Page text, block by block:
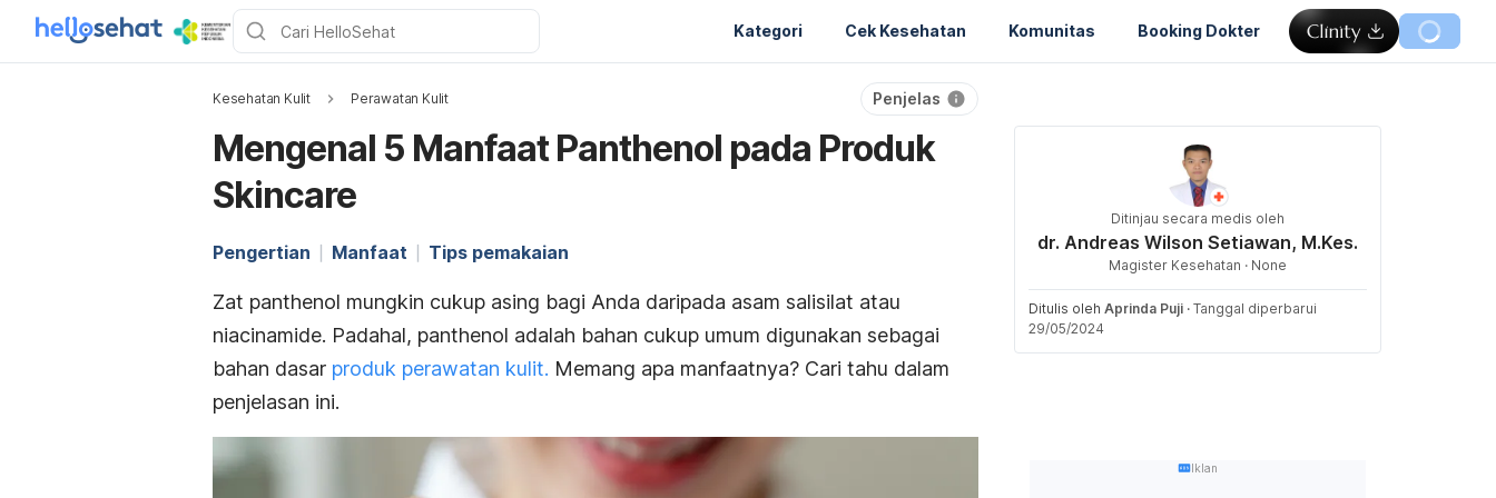
Kategori Cek Kesehatan Komunitas Booking Dokter
Kesehatan Kulit Perawatan Kulit Penjelas
Mengenal 5 Manfaat Panthenol pada Produk
Skincare
Pengertian Manfaat Tips pemakaian
Zat panthenol mungkin cukup asing bagi Anda daripada asam salisilat atau
niacinamide. Padahal, panthenol adalah bahan cukup umum digunakan sebagai
bahan dasar produk perawatan kulit. Memang apa manfaatnya? Cari tahu dalam
penjelasan ini.
Ditinjau secara medis oleh
dr. Andreas Wilson Setiawan, M.Kes.
Magister Kesehatan · None
Ditulis oleh Aprinda Puji · Tanggal diperbarui
29/05/2024
Iklan